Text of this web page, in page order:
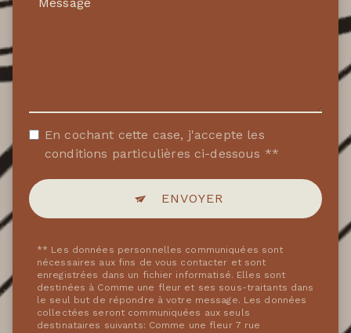
En cochant cette case, j'accepte les
conditions particulières ci-dessous **
ENVOYER
** Les données personnelles communiquées sont
nécessaires aux fins de vous contacter et sont
enregistrées dans un fichier informatisé. Elles sont
destinées à Comme une fleur et ses sous-traitants dans
le seul but de répondre à votre message. Les données
collectées seront communiquées aux seuls
destinataires suivants: Comme une fleur 7 rue